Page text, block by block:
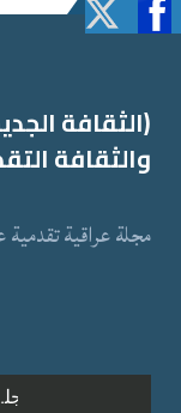
(الثقافة
والثقافة
مجلة عراقیة تقدمیة